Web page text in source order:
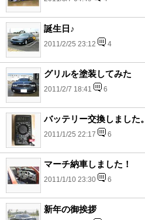
誕生日♪
2011/2/25 23:12 4
グリルを塗装してみた
2011/2/7 18:41 6
バッテリー交換しました。
2011/1/25 22:17 6
マーチ納車しました！
2011/1/10 23:30 6
新年の御挨拶